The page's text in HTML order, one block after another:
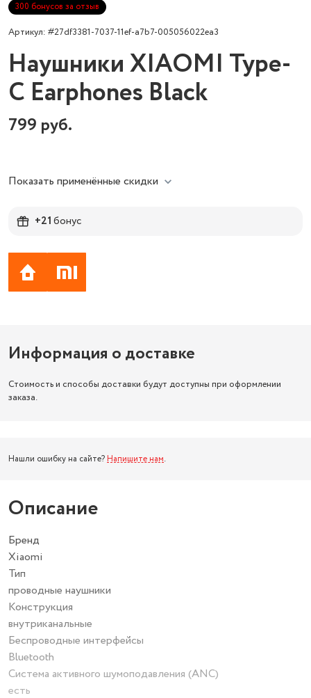
300 бонусов за отзыв
Артикул: #27df3381-7037-11ef-a7b7-005056022ea3
Наушники XIAOMI Type-
C Earphones Black
799 руб.
Показать применённые скидки
+21бонус
Информация о доставке
Стоимость и способы доставки будут доступны при оформлении
заказа.
Нашли ошибку на сайте? Напишите нам.
Описание
Бренд
Xiaomi
Тип
проводные наушники
Конструкция
внутриканальные
Беспроводные интерфейсы
Bluetooth
Система активного шумоподавления (ANC)
есть